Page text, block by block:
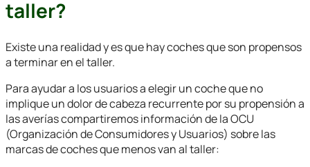
taller?
Existe una realidad y es que hay coches que son propensos
a terminar en el taller.
Para ayudar a los usuarios a elegir un coche que no
implique un dolor de cabeza recurrente por su propensión a
las averías compartiremos información de la OCU
(Organización de Consumidores y Usuarios) sobre las
marcas de coches que menos van al taller: